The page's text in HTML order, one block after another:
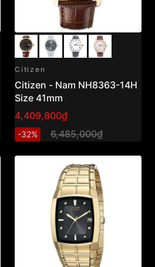
Citizen
Citizen - Nam NH8363-14H
Size 41mm
4,409,800₫
-32% 6,485,000₫